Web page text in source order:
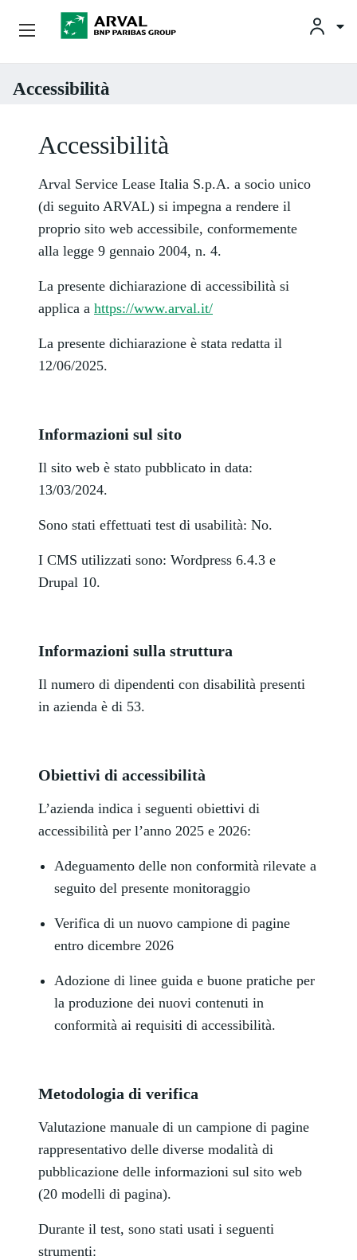
Salta al contenuto principale
Accessibilità
Accessibilità
Arval Service Lease Italia S.p.A. a socio unico
(di seguito ARVAL) si impegna a rendere il
proprio sito web accessibile, conformemente
alla legge 9 gennaio 2004, n. 4.
La presente dichiarazione di accessibilità si
applica a https://www.arval.it/
La presente dichiarazione è stata redatta il
12/06/2025.
Informazioni sul sito
Il sito web è stato pubblicato in data:
13/03/2024.
Sono stati effettuati test di usabilità: No.
I CMS utilizzati sono: Wordpress 6.4.3 e
Drupal 10.
Informazioni sulla struttura
Il numero di dipendenti con disabilità presenti
in azienda è di 53.
Obiettivi di accessibilità
L’azienda indica i seguenti obiettivi di
accessibilità per l’anno 2025 e 2026:
Adeguamento delle non conformità rilevate a
seguito del presente monitoraggio
Verifica di un nuovo campione di pagine
entro dicembre 2026
Adozione di linee guida e buone pratiche per
la produzione dei nuovi contenuti in
conformità ai requisiti di accessibilità.
Metodologia di verifica
Valutazione manuale di un campione di pagine
rappresentativo delle diverse modalità di
pubblicazione delle informazioni sul sito web
(20 modelli di pagina).
Durante il test, sono stati usati i seguenti
strumenti:
Noleggio Business
Soluzioni Per L’usato
Arval Italia
Assistenza Clienti